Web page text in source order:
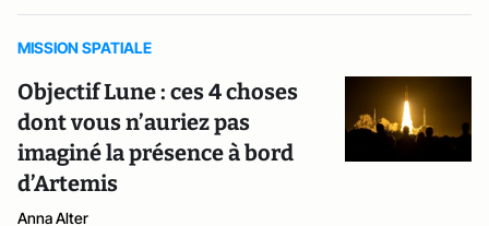
MISSION SPATIALE
Objectif Lune : ces 4 choses
dont vous n’auriez pas
imaginé la présence à bord
d’Artemis
Anna Alter